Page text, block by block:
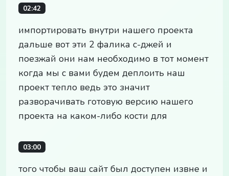
02:42
импортировать внутри нашего проекта
дальше вот эти 2 фалика с-джей и
поезжай они нам необходимо в тот момент
когда мы с вами будем деплоить наш
проект тепло ведь это значит
разворачивать готовую версию нашего
проекта на каком-либо кости для
03:00
того чтобы ваш сайт был доступен извне и